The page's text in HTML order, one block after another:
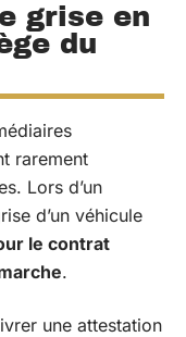
grise en
du
rarement
Lors d’un
d’un véhicule
le contrat
.
une attestation